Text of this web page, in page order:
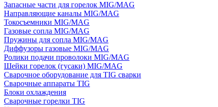
Запасные части для горелок MIG/MAG
Направляющие каналы MIG/MAG
Токосъемники MIG/MAG
Газовые сопла MIG/MAG
Пружины для сопла MIG/MAG
Диффузоры газовые MIG/MAG
Ролики подачи проволоки MIG/MAG
Шейки горелок (гусаки) MIG/MAG
Сварочное оборудование для TIG сварки
Сварочные аппараты TIG
Блоки охлаждения
Сварочные горелки TIG